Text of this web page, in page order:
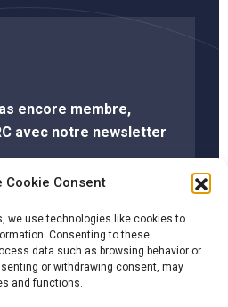
Cookie Consent
we use technologies like cookies to
Consenting to these
data such as browsing behavior or
or withdrawing consent, may
and functions.
encore membre,
avec notre newsletter
si votre société est membre